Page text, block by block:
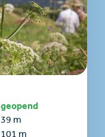
geopend
39 m
101 m